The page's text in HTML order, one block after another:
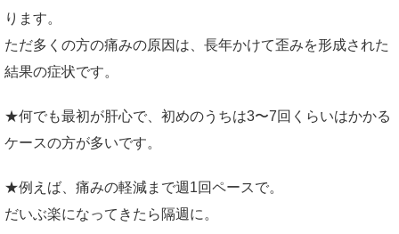
ります。
ただ多くの方の痛みの原因は、長年かけて歪みを形成された
結果の症状です。
★何でも最初が肝心で、初めのうちは3〜7回くらいはかかる
ケースの方が多いです。
★例えば、痛みの軽減まで週1回ペースで。
だいぶ楽になってきたら隔週に。